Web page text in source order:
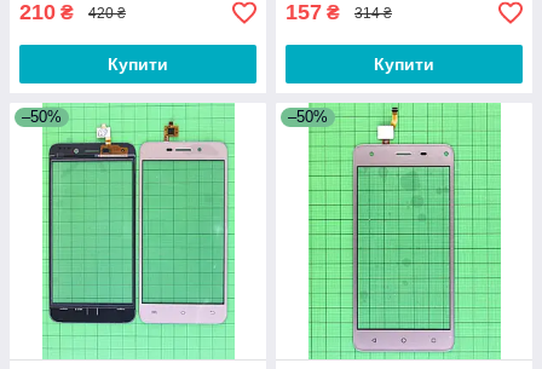
210 ₴ 420 ₴
Купити
157 ₴ 314 ₴
Купити
–50% –50%